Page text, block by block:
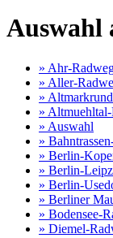
Auswahl
» Ahr-
» Aller-
»
»
» Auswahl
»
» Berlin-
» Berlin-
» Berlin-
» Berliner
» Bodensee-
» Diemel-